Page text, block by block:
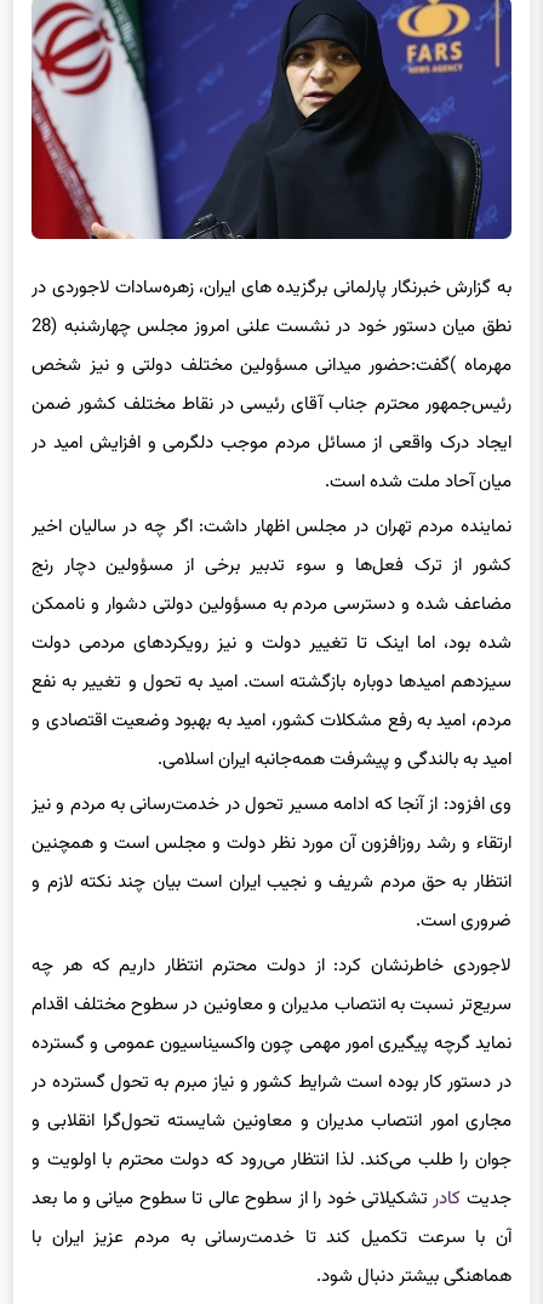
به گزارش خبرنگار پارلمانی برگزیده های ایران، زهره‌سادات لاجوردی در
نطق میان دستور خود در نشست علنی امروز مجلس چهارشنبه (28
مهرماه )‌گفت:‌حضور میدانیمسؤولین مختلف دولتی و نیز شخص
رئیس‌جمهور محترم جناب آقای رئیسی در نقاط مختلف کشور ضمن
ایجاد درک واقعی از مسائل مردم موجب دلگرمی و افزایش امید در
میان آحاد ملت شده است.
نماینده مردم تهران در مجلس اظهار داشت: اگر چه در سالیان اخیر
کشور از ترک فعل‌ها و سوء تدبیر برخی از مسؤولیندچار رنج
مضاعف شده و دسترسی مردم بهمسؤولین دولتی دشوار و ناممکن
شده بود، اما اینک تا تغییر دولت و نیز رویکردهای مردمی دولت
سیزدهم امیدها دوباره بازگشته است. امید به تحول و تغییر به نفع
مردم، امید به رفع مشکلات کشور، امید به بهبود وضعیت اقتصادی و
امید به بالندگی و پیشرفت همه‌جانبه ایران اسلامی.
وی افزود: از آنجا که ادامه مسیر تحول در خدمت‌رسانی به مردم و نیز
ارتقاء و رشد روزافزون آن مورد نظر دولت و مجلس است و همچنین
انتظار به حق مردم شریف و نجیب ایران است بیان چند نکته لازم و
ضروری است.
لاجوردی خاطرنشان کرد:‌ از دولت محترم انتظار داریم که هر چه
سریع‌تر نسبت به انتصاب مدیران و معاونین در سطوح مختلف اقدام
نماید گرچه پیگیری امور مهمی چون واکسیناسیون عمومی و گسترده
در دستور کار بوده است شرایط کشور و نیاز مبرم به تحول گسترده در
مجاری امور انتصاب مدیران و معاونین شایسته تحول‌گرا انقلابی و
جوان را طلب می‌کند. لذا انتظار می‌رود که دولت محترم با اولویت و
جدیت کادر تشکیلاتی خود را از سطوح عالی تا سطوح میانی و ما بعد
آن با سرعت تکمیل کند تا خدمت‌رسانی به مردم عزیز ایران با
هماهنگی بیشتر دنبال شود.